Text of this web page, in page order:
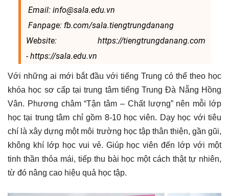
Email: info@sala.edu.vn
Fanpage: fb.com/sala.tiengtrungdanang
Website: https://tiengtrungdanang.com
- https://sala.edu.vn
Với những ai mới bắt đầu với tiếng Trung có thể theo học
khóa học sơ cấp tại trung tâm tiếng Trung Đà Nẵng Hồng
Vân. Phương châm “Tận tâm – Chất lượng” nên mỗi lớp
học tại trung tâm chỉ gồm 8-10 học viên. Dạy học với tiêu
chí là xây dựng một môi trường học tập thân thiện, gần gũi,
không khí lớp học vui vẻ. Giúp học viên đến lớp với một
tinh thần thỏa mái, tiếp thu bài học một cách thật tự nhiên,
từ đó nâng cao hiệu quả học tập.